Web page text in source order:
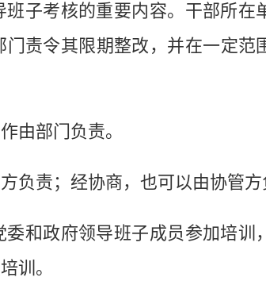
考核的重要内容。干部所在
责令其限期整改，并在一定范
部门负责。
责；经协商，也可以由协管方
政府领导班子成员参加培训
训。